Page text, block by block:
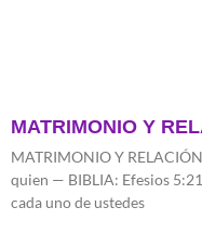
MATRIMONIO Y
MATRIMONIO Y
quien — BIBLIA: Efesios
cada uno de ustedes